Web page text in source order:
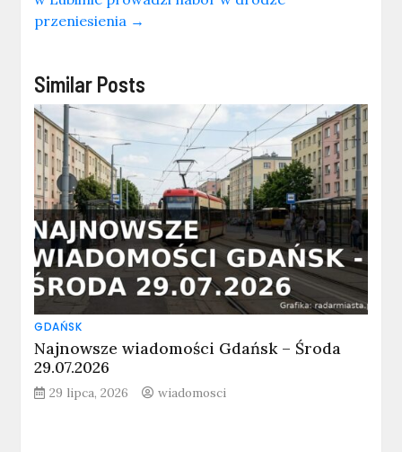
przeniesienia →
Similar Posts
GDAŃSK
Najnowsze wiadomości Gdańsk – Środa
29.07.2026
29 lipca, 2026 wiadomosci